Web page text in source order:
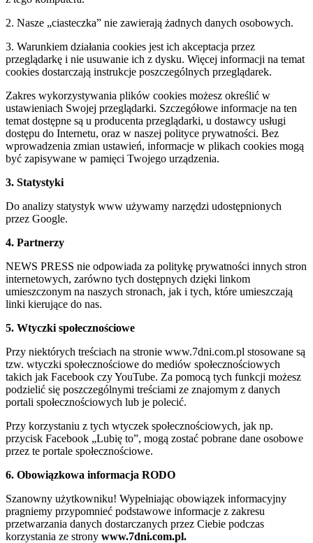
2. Nasze „ciasteczka” nie zawierają żadnych danych osobowych.
3. Warunkiem działania cookies jest ich akceptacja przez
przeglądarkę i nie usuwanie ich z dysku. Więcej informacji na temat
cookies dostarczają instrukcje poszczególnych przeglądarek.
Zakres wykorzystywania plików cookies możesz określić w
ustawieniach Swojej przeglądarki. Szczegółowe informacje na ten
temat dostępne są u producenta przeglądarki, u dostawcy usługi
dostępu do Internetu, oraz w naszej polityce prywatności. Bez
wprowadzenia zmian ustawień, informacje w plikach cookies mogą
być zapisywane w pamięci Twojego urządzenia.
3. Statystyki
Do analizy statystyk www używamy narzędzi udostępnionych
przez Google.
4. Partnerzy
NEWS PRESS nie odpowiada za politykę prywatności innych stron
internetowych, zarówno tych dostępnych dzięki linkom
umieszczonym na naszych stronach, jak i tych, które umieszczają
linki kierujące do nas.
5. Wtyczki społecznościowe
Przy niektórych treściach na stronie www.7dni.com.pl stosowane są
tzw. wtyczki społecznościowe do mediów społecznościowych
takich jak Facebook czy YouTube. Za pomocą tych funkcji możesz
podzielić się poszczególnymi treściami ze znajomym z danych
portali społecznościowych lub je polecić.
Przy korzystaniu z tych wtyczek społecznościowych, jak np.
przycisk Facebook „Lubię to”, mogą zostać pobrane dane osobowe
przez te portale społecznościowe.
6. Obowiązkowa informacja RODO
Szanowny użytkowniku! Wypełniając obowiązek informacyjny
pragniemy przypomnieć podstawowe informacje z zakresu
przetwarzania danych dostarczanych przez Ciebie podczas
korzystania ze strony www.7dni.com.pl.